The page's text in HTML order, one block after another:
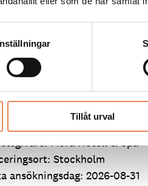
Tillåt urval
Mora Hotell & Spa
Stockholm
ansökningsdag: 2026-08-31